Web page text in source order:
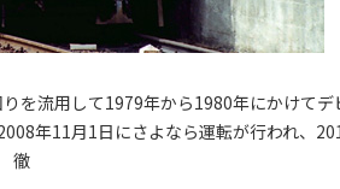
を流用して1979年から1980年にかけて
年11月1日にさよなら運転が行われ
徹